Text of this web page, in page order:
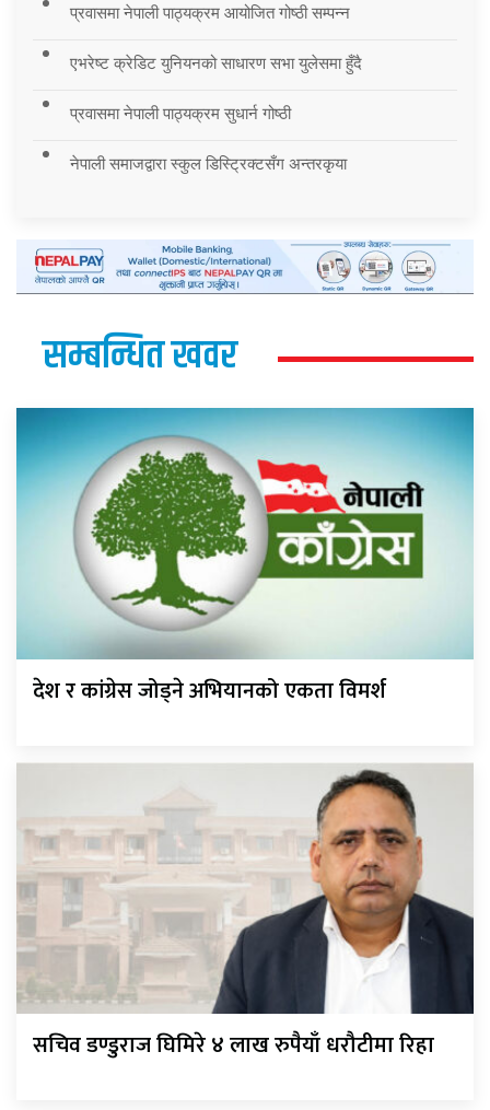
प्रवासमा नेपाली पाठ्यक्रम आयोजित गोष्ठी सम्पन्न
एभरेष्ट क्रेडिट युनियनको साधारण सभा युलेसमा हुँदै
प्रवासमा नेपाली पाठ्यक्रम सुधार्न गोष्ठी
नेपाली समाजद्वारा स्कुल डिस्ट्रिक्टसँग अन्तरकृया
सम्बन्धित खवर
देश र कांग्रेस जोड्ने अभियानको एकता विमर्श
सचिव डण्डुराज घिमिरे ४ लाख रुपैयाँ धरौटीमा रिहा